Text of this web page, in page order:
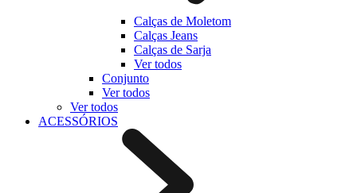
Calças de Moletom
Calças Jeans
Calças de Sarja
Ver todos
Conjunto
Ver todos
Ver todos
ACESSÓRIOS